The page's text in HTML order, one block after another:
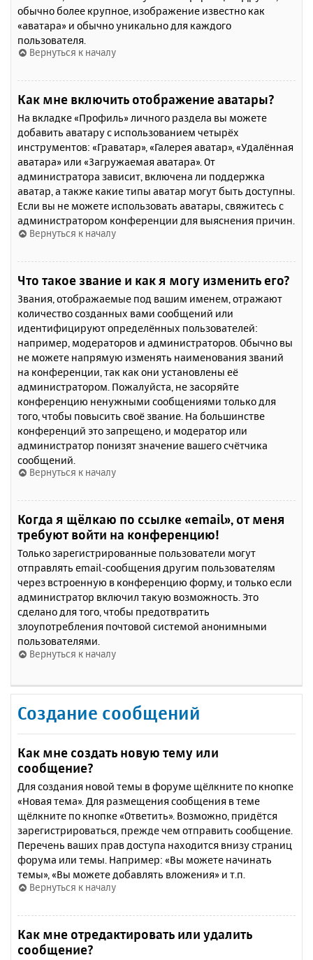
обычно более крупное, изображение известно как
«аватара» и обычно уникально для каждого
пользователя.
Вернуться к началу
Как мне включить отображение аватары?
На вкладке «Профиль» личного раздела вы можете
добавить аватару с использованием четырёх
инструментов: «Граватар», «Галерея аватар», «Удалённая
аватара» или «Загружаемая аватара». От
администратора зависит, включена ли поддержка
аватар, а также какие типы аватар могут быть доступны.
Если вы не можете использовать аватары, свяжитесь с
администратором конференции для выяснения причин.
Вернуться к началу
Что такое звание и как я могу изменить его?
Звания, отображаемые под вашим именем, отражают
количество созданных вами сообщений или
идентифицируют определённых пользователей:
например, модераторов и администраторов. Обычно вы
не можете напрямую изменять наименования званий
на конференции, так как они установлены её
администратором. Пожалуйста, не засоряйте
конференцию ненужными сообщениями только для
того, чтобы повысить своё звание. На большинстве
конференций это запрещено, и модератор или
администратор понизят значение вашего счётчика
сообщений.
Вернуться к началу
Когда я щёлкаю по ссылке «email», от меня
требуют войти на конференцию!
Только зарегистрированные пользователи могут
отправлять email-сообщения другим пользователям
через встроенную в конференцию форму, и только если
администратор включил такую возможность. Это
сделано для того, чтобы предотвратить
злоупотребления почтовой системой анонимными
пользователями.
Вернуться к началу
Создание сообщений
Как мне создать новую тему или
сообщение?
Для создания новой темы в форуме щёлкните по кнопке
«Новая тема». Для размещения сообщения в теме
щёлкните по кнопке «Ответить». Возможно, придётся
зарегистрироваться, прежде чем отправить сообщение.
Перечень ваших прав доступа находится внизу страниц
форума или темы. Например: «Вы можете начинать
темы», «Вы можете добавлять вложения» и т.п.
Вернуться к началу
Как мне отредактировать или удалить
сообщение?